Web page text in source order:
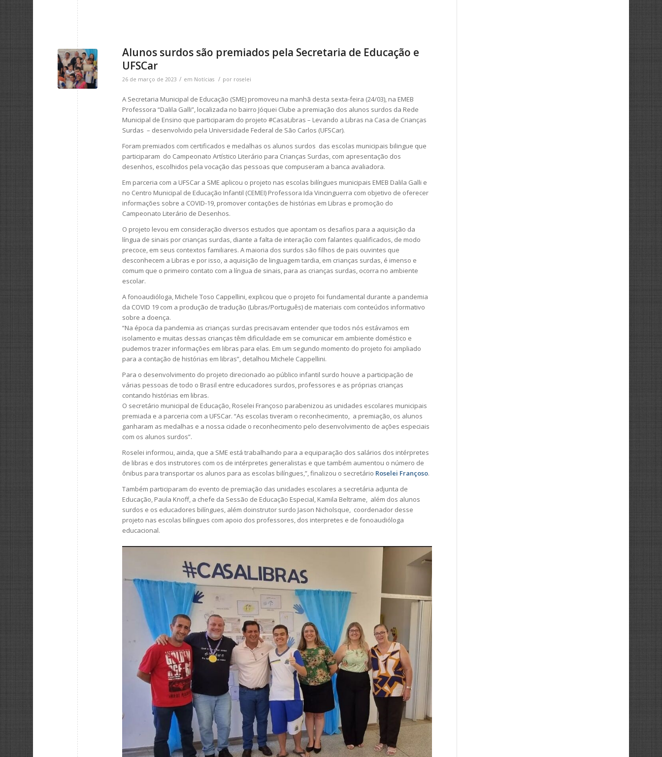
Alunos surdos são premiados pela Secretaria de Educação e
UFSCar
26 de março de 2023 / em Notícias / por roselei
A Secretaria Municipal de Educação (SME) promoveu na manhã desta sexta-feira (24/03), na EMEB
Professora “Dalila Galli”, localizada no bairro Jóquei Clube a premiação dos alunos surdos da Rede
Municipal de Ensino que participaram do projeto #CasaLibras – Levando a Libras na Casa de Crianças
Surdas – desenvolvido pela Universidade Federal de São Carlos (UFSCar).
Foram premiados com certificados e medalhas os alunos surdos das escolas municipais bilingue que
participaram do Campeonato Artístico Literário para Crianças Surdas, com apresentação dos
desenhos, escolhidos pela vocação das pessoas que compuseram a banca avaliadora.
Em parceria com a UFSCar a SME aplicou o projeto nas escolas bilíngues municipais EMEB Dalila Galli e
no Centro Municipal de Educação Infantil (CEMEI) Professora Ida Vincinguerra com objetivo de oferecer
informações sobre a COVID-19, promover contações de histórias em Libras e promoção do
Campeonato Literário de Desenhos.
O projeto levou em consideração diversos estudos que apontam os desafios para a aquisição da
língua de sinais por crianças surdas, diante a falta de interação com falantes qualificados, de modo
precoce, em seus contextos familiares. A maioria dos surdos são filhos de pais ouvintes que
desconhecem a Libras e por isso, a aquisição de linguagem tardia, em crianças surdas, é imenso e
comum que o primeiro contato com a língua de sinais, para as crianças surdas, ocorra no ambiente
escolar.
A fonoaudióloga, Michele Toso Cappellini, explicou que o projeto foi fundamental durante a pandemia
da COVID 19 com a produção de tradução (Libras/Português) de materiais com conteúdos informativo
sobre a doença.
“Na época da pandemia as crianças surdas precisavam entender que todos nós estávamos em
isolamento e muitas dessas crianças têm dificuldade em se comunicar em ambiente doméstico e
pudemos trazer informações em libras para elas. Em um segundo momento do projeto foi ampliado
para a contação de histórias em libras”, detalhou Michele Cappellini.
Para o desenvolvimento do projeto direcionado ao público infantil surdo houve a participação de
várias pessoas de todo o Brasil entre educadores surdos, professores e as próprias crianças
contando histórias em libras.
O secretário municipal de Educação, Roselei Françoso parabenizou as unidades escolares municipais
premiada e a parceria com a UFSCar. “As escolas tiveram o reconhecimento, a premiação, os alunos
ganharam as medalhas e a nossa cidade o reconhecimento pelo desenvolvimento de ações especiais
com os alunos surdos”.
Roselei informou, ainda, que a SME está trabalhando para a equiparação dos salários dos intérpretes
de libras e dos instrutores com os de intérpretes generalistas e que também aumentou o número de
ônibus para transportar os alunos para as escolas bilíngues,”, finalizou o secretário Roselei Françoso.
Também participaram do evento de premiação das unidades escolares a secretária adjunta de
Educação, Paula Knoff, a chefe da Sessão de Educação Especial, Kamila Beltrame, além dos alunos
surdos e os educadores bilíngues, além doinstrutor surdo Jason Nicholsque, coordenador desse
projeto nas escolas bilíngues com apoio dos professores, dos interpretes e de fonoaudióloga
educacional.